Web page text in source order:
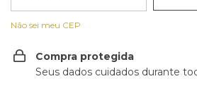
Não sei meu CEP
Compra protegida
Seus dados cuidados durante